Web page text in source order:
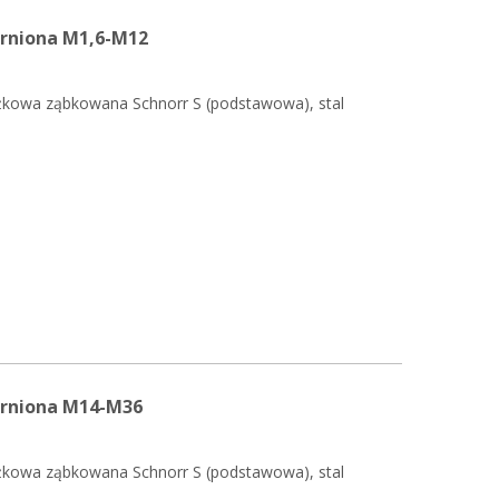
M1,6-M12
ząbkowana Schnorr S (podstawowa), stal
M14-M36
ząbkowana Schnorr S (podstawowa), stal